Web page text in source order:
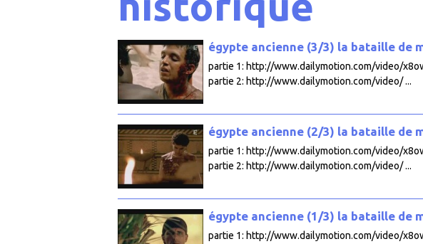
égypte ancienne (3/3) la bataille de
partie 1: http://www.dailymotion.com/video/
partie 2: http://www.dailymotion.com/video/ ...
égypte ancienne (2/3) la bataille de
partie 1: http://www.dailymotion.com/video/
partie 2: http://www.dailymotion.com/video/ ...
égypte ancienne (1/3) la bataille de
partie 1: http://www.dailymotion.com/video/